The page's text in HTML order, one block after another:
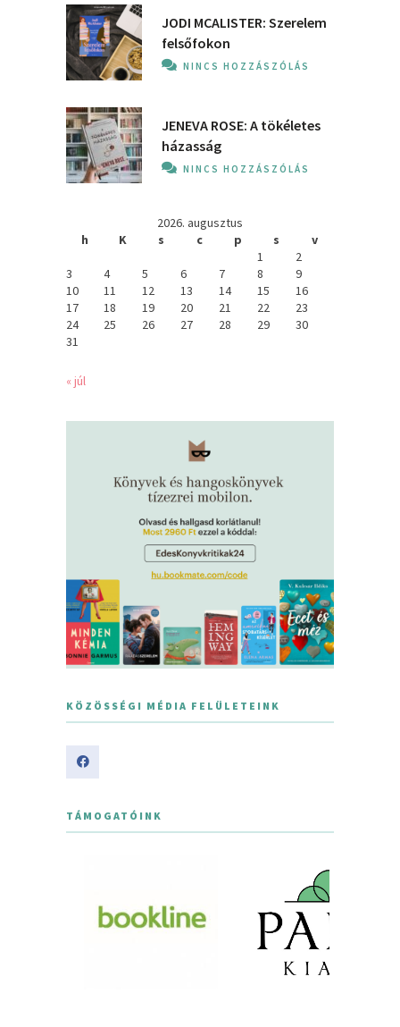
JODI MCALISTER: Szerelem
felsőfokon
NINCS HOZZÁSZÓLÁS
JENEVA ROSE: A ​tökéletes
házasság
NINCS HOZZÁSZÓLÁS
2026. augusztus
h
K s c p s
v
1
2
3
4 5 6 7 8
9
10
11 12 13 14 15
16
17
18 19 20 21 22
23
24
25 26 27 28 29
30
31
« júl
KÖZÖSSÉGI MÉDIA FELÜLETEINK
TÁMOGATÓINK